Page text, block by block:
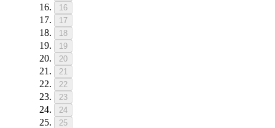
16
17
18
19
20
21
22
23
24
25